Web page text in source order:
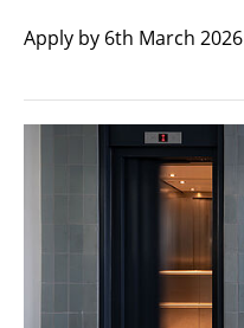
Apply by 6th March 2026